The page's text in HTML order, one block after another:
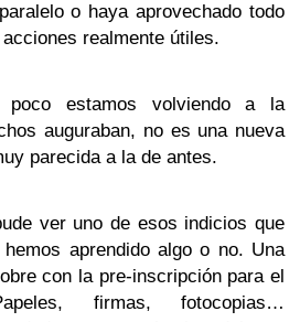
o haya aprovechado todo
realmente útiles.
estamos volviendo a la
auguraban, no es una nueva
parecida a la de antes.
ver uno de esos indicios que
aprendido algo o no. Una
con la pre-inscripción para el
firmas, fotocopias…